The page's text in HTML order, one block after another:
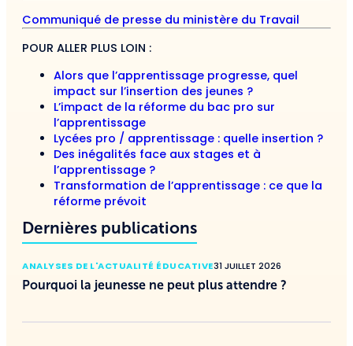
Communiqué de presse du ministère du Travail
POUR ALLER PLUS LOIN :
Alors que l’apprentissage progresse, quel
impact sur l’insertion des jeunes ?
L’impact de la réforme du bac pro sur
l’apprentissage
Lycées pro / apprentissage : quelle insertion ?
Des inégalités face aux stages et à
l’apprentissage ?
Transformation de l’apprentissage : ce que la
réforme prévoit
Dernières publications
ANALYSES DE L'ACTUALITÉ ÉDUCATIVE31 JUILLET 2026
Pourquoi la jeunesse ne peut plus attendre ?